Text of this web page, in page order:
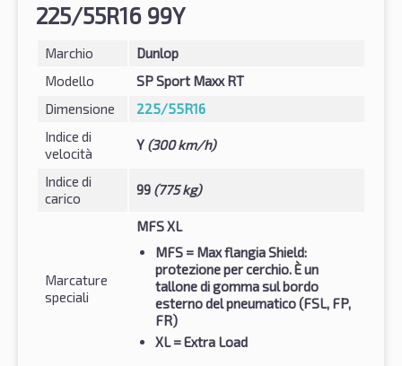
225/55R16 99Y
Marchio
Dunlop
Modello
SP Sport Maxx RT
Dimensione
225/55R16
Indice di
velocità
Y (300 km/h)
Indice di
carico
99 (775 kg)
Marcature
speciali
MFS XL
MFS = Max flangia Shield:
protezione per cerchio. È un
tallone di gomma sul bordo
esterno del pneumatico (FSL, FP,
FR)
XL = Extra Load